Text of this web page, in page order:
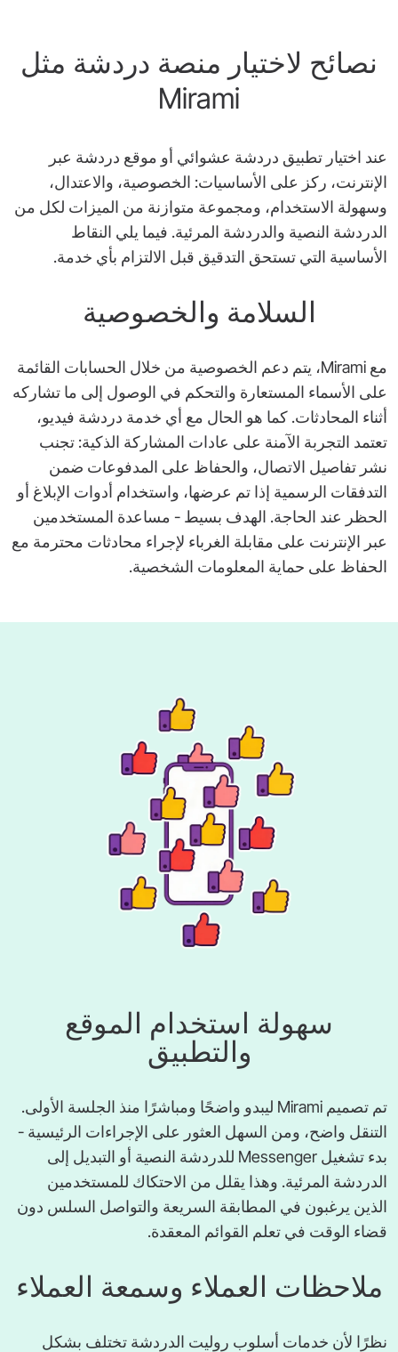
نصائح لاختيار منصة دردشة مثل
Mirami
عند اختيار تطبيق دردشة عشوائي أو موقع دردشة عبر
الإنترنت، ركز على الأساسيات: الخصوصية، والاعتدال،
وسهولة الاستخدام، ومجموعة متوازنة من الميزات لكل من
الدردشة النصية والدردشة المرئية. فيما يلي النقاط
الأساسية التي تستحق التدقيق قبل الالتزام بأي خدمة.
السلامة والخصوصية
مع Mirami، يتم دعم الخصوصية من خلال الحسابات القائمة
على الأسماء المستعارة والتحكم في الوصول إلى ما تشاركه
أثناء المحادثات. كما هو الحال مع أي خدمة دردشة فيديو،
تعتمد التجربة الآمنة على عادات المشاركة الذكية: تجنب
نشر تفاصيل الاتصال، والحفاظ على المدفوعات ضمن
التدفقات الرسمية إذا تم عرضها، واستخدام أدوات الإبلاغ أو
الحظر عند الحاجة. الهدف بسيط - مساعدة المستخدمين
عبر الإنترنت على مقابلة الغرباء لإجراء محادثات محترمة مع
الحفاظ على حماية المعلومات الشخصية.
سهولة استخدام الموقع
والتطبيق
تم تصميم Mirami ليبدو واضحًا ومباشرًا منذ الجلسة الأولى.
التنقل واضح، ومن السهل العثور على الإجراءات الرئيسية -
بدء تشغيل Messenger للدردشة النصية أو التبديل إلى
الدردشة المرئية. وهذا يقلل من الاحتكاك للمستخدمين
الذين يرغبون في المطابقة السريعة والتواصل السلس دون
قضاء الوقت في تعلم القوائم المعقدة.
ملاحظات العملاء وسمعة العملاء
نظرًا لأن خدمات أسلوب روليت الدردشة تختلف بشكل